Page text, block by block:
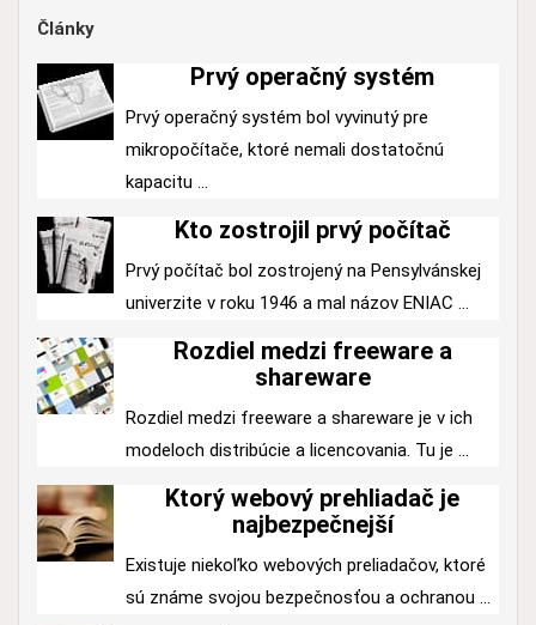
Články
Prvý operačný systém
Prvý operačný systém bol vyvinutý pre
mikropočítače, ktoré nemali dostatočnú
kapacitu ...
Kto zostrojil prvý počítač
Prvý počítač bol zostrojený na Pensylvánskej
univerzite v roku 1946 a mal názov ENIAC ...
Rozdiel medzi freeware a
shareware
Rozdiel medzi freeware a shareware je v ich
modeloch distribúcie a licencovania. Tu je ...
Ktorý webový prehliadač je
najbezpečnejší
Existuje niekoľko webových preliadačov, ktoré
sú známe svojou bezpečnosťou a ochranou ...